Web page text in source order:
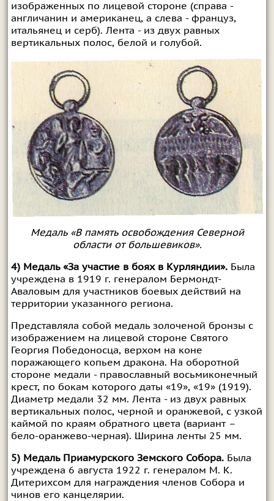
изображенных по лицевой стороне (справа -
англичанин и американец, а слева - француз,
итальянец и серб). Лента - из двух равных
вертикальных полос, белой и голубой.
Медаль «В память освобождения Северной
области от большевиков».
4) Медаль «За участие в боях в Курляндии».Была
учреждена в 1919 г. генералом Бермондт-
Аваловым для участников боевых действий на
территории указанного региона.
Представляла собой медаль золоченой бронзы с
изображением на лицевой стороне Святого
Георгия Победоносца, верхом на коне
поражающего копьем дракона. На оборотной
стороне медали - православный восьмиконечный
крест, по бокам которого даты «19», «19» (1919).
Диаметр медали 32 мм. Лента - из двух равных
вертикальных полос, черной и оранжевой, с узкой
каймой по краям обратного цвета (вариант –
бело-оранжево-черная). Ширина ленты 25 мм.
5) Медаль Приамурского Земского Собора.Была
учреждена 6 августа 1922 г. генералом М. К.
Дитерихсом для награждения членов Собора и
чинов его канцелярии.